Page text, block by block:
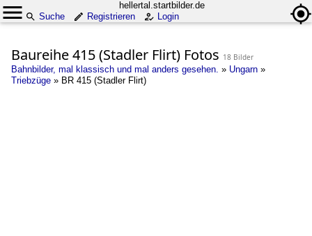
hellertal.startbilder.de
Suche
Registrieren Login
Baureihe 415 (Stadler Flirt) Fotos 18 Bilder
Bahnbilder, mal klassisch und mal anders gesehen. » Ungarn »
Triebzüge » BR 415 (Stadler Flirt)